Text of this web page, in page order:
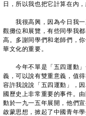
日，所以我也把它計算在內，
我很高興，因為今日我一
觀攤位和展覽，有些同學我
高。多謝同學們和老師們，
華文化的重要。
今年不單是「五四運動」
義，可以說有雙重意義，值
容許我說說「五四運動」，
國歷史上非常重要的事件。
動於一九一五年展開，他們
啟蒙思想，掀起了中國青年